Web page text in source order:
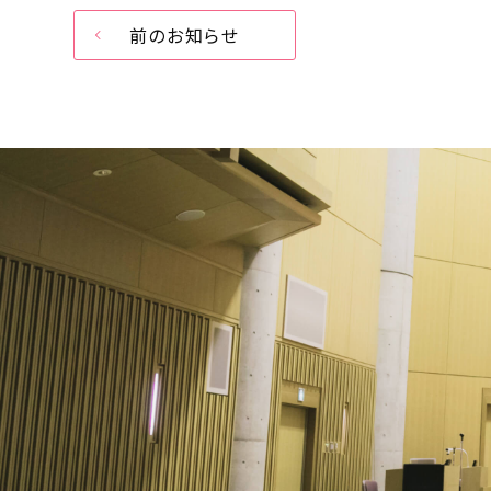
前のお知らせ